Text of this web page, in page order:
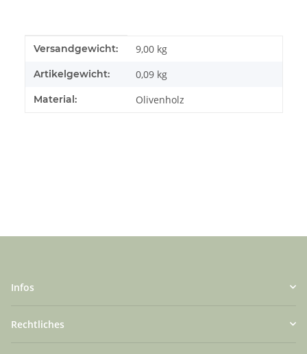
Produkteigenschaft
Wert
Versandgewicht: 9,00 kg
Artikelgewicht: 0,09 kg
Material: Olivenholz
Infos
Rechtliches